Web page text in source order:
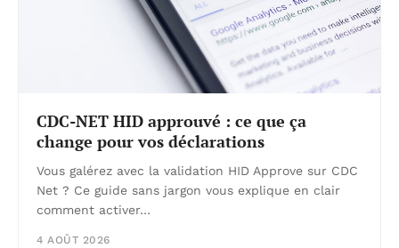
CDC-NET HID approuvé : ce que ça
change pour vos déclarations
Vous galérez avec la validation HID Approve sur CDC
Net ? Ce guide sans jargon vous explique en clair
comment activer…
4 AOÛT 2026